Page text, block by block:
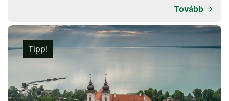
Tovább
Tipp!